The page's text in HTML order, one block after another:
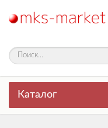
Каталог